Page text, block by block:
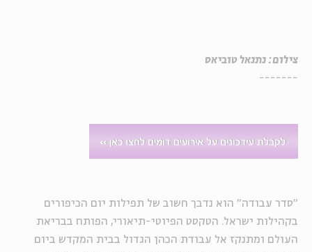
צילום: נתנאל טוביאס
-------
"סדר עבודה" הוא נדבך חשוב של תפילות יום הכיפורים
בקהילות ישראל. הטקסט הפיוטי-תיאורי, הפותח בבריאת
העולם ומתנקז אל עבודת הכהן הגדול בבית המקדש ביום